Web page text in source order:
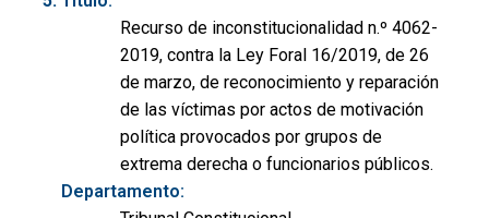
Recurso de inconstitucionalidad n.º 4062-
2019, contra la Ley Foral 16/2019, de 26
de marzo, de reconocimiento y reparación
de las víctimas por actos de motivación
política provocados por grupos de
extrema derecha o funcionarios públicos.
Departamento: